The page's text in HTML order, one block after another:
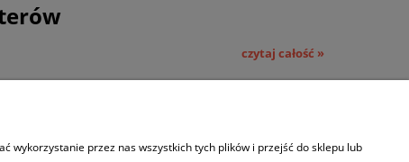
czytaj całość »
wykorzystanie przez nas wszystkich tych plików i przejść do sklepu lub